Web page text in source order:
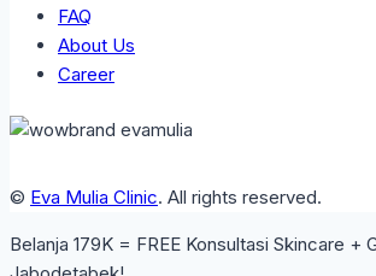
FAQ
About Us
Career
© Eva Mulia Clinic. All rights reserved.
Belanja 179K = FREE Konsultasi Skincare +